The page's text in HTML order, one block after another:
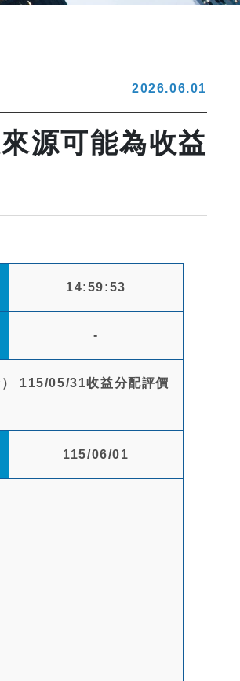
2026.06.01
源可能為收益
14:59:53
-
115/05/31收益分配評價
115/06/01